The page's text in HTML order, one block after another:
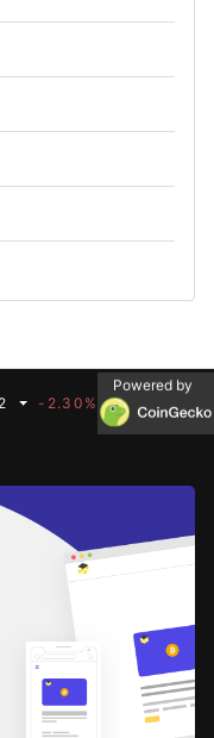
-2.30% BNB $599.69
Powered by